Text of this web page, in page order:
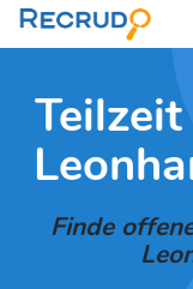
Finde